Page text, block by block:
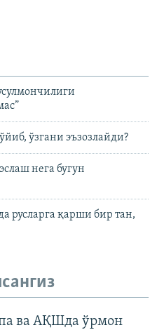
ўзгани эъзозлайди?
нега бугун
русларга қарши бир тан,
ва АҚШда ўрмон